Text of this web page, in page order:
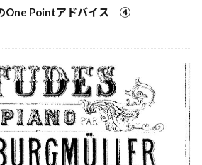
One Pointアドバイス ④